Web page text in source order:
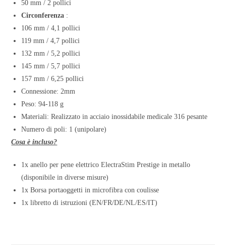
50 mm / 2 pollici
Circonferenza :
106 mm / 4,1 pollici
119 mm / 4,7 pollici
132 mm / 5,2 pollici
145 mm / 5,7 pollici
157 mm / 6,25 pollici
Connessione: 2mm
Peso: 94-118 g
Materiali: Realizzato in acciaio inossidabile medicale 316 pesante
Numero di poli: 1 (unipolare)
Cosa è incluso?
1x anello per pene elettrico ElectraStim Prestige in metallo
(disponibile in diverse misure)
1x Borsa portaoggetti in microfibra con coulisse
1x libretto di istruzioni (EN/FR/DE/NL/ES/IT)